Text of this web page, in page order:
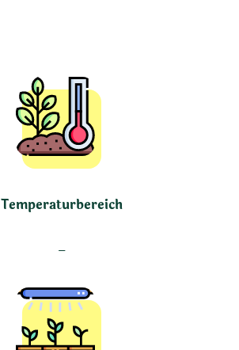
Temperaturbereich
–